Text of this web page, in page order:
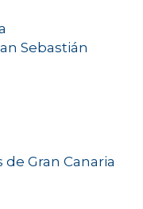
Sebastián
Gran Canaria